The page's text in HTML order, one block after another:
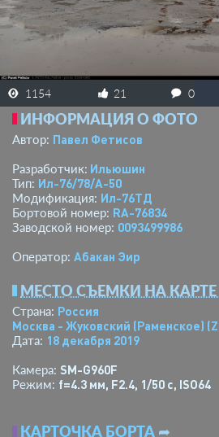
1154 21 0
ИНФОРМАЦИЯ О ФОТО
Автор: Павел Фетисов
Разработчик: Ильюшин
Тип: Ил-76/78/А-50
Модификация: Ил-76ТД
Бортовой номер: RA-76834
Заводской номер: 0093499986
Оператор: Абакан Эир
МЕСТО СЪЕМКИ НА КАРТЕ
Страна: Россия
Москва - Жуковский (Раменское)
Дата: 18 декабря 2019
Камера: SM-G960F
Режим: f=4.3 мм, F2.4, 1/50 с, ISO64
КАРТОЧКА БОРТА ➦